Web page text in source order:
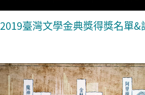
2019臺灣文學金典獎得獎名單&